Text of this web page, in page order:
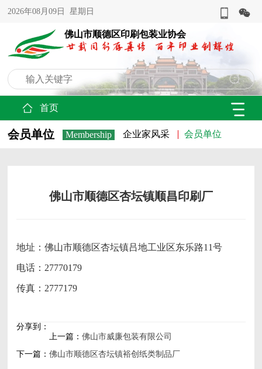
2026年08月09日 星期日
佛山市顺德区印刷包装业协会
首页
会员单位 Membership 企业家风采 会员单位
佛山市顺德区杏坛镇顺昌印刷厂
地址：佛山市顺德区杏坛镇吕地工业区东乐路11号
电话：27770179
传真：2777179
分享到：
上一篇： 佛山市威廉包装有限公司
下一篇： 佛山市顺德区杏坛镇裕创纸类制品厂